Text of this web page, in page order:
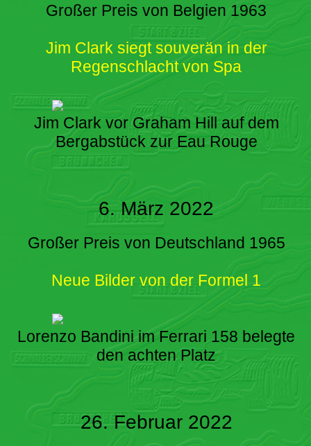
Großer Preis von Belgien 1963
Jim Clark siegt souverän in der
Regenschlacht von Spa
Jim Clark vor Graham Hill auf dem
Bergabstück zur Eau Rouge
6. März 2022
Großer Preis von Deutschland 1965
Neue Bilder von der Formel 1
Lorenzo Bandini im Ferrari 158 belegte
den achten Platz
26. Februar 2022